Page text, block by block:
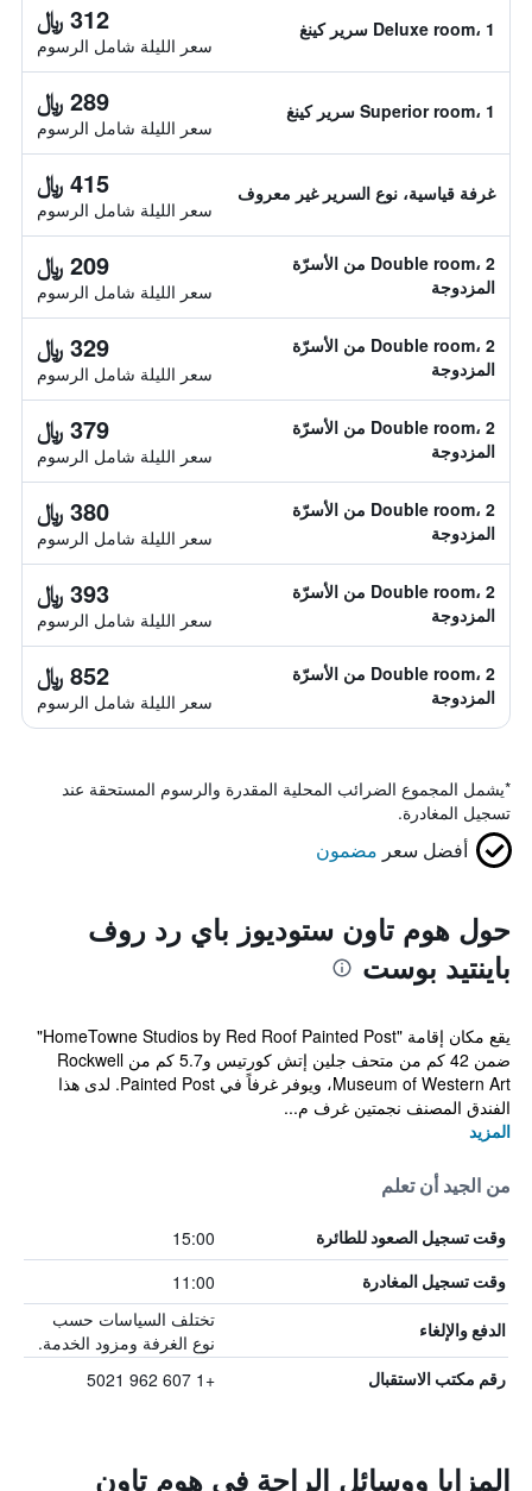
Deluxe room، 1 سرير كينغ 312 ﷼
سعر الليلة شامل الرسوم
Superior room، 1 سرير كينغ 289 ﷼
سعر الليلة شامل الرسوم
غرفة قياسية، نوع السرير غير معروف 415 ﷼
سعر الليلة شامل الرسوم
Double room، 2 من الأسرّة
المزدوجة
209 ﷼
سعر الليلة شامل الرسوم
Double room، 2 من الأسرّة
المزدوجة
329 ﷼
سعر الليلة شامل الرسوم
Double room، 2 من الأسرّة
المزدوجة
379 ﷼
سعر الليلة شامل الرسوم
Double room، 2 من الأسرّة
المزدوجة
380 ﷼
سعر الليلة شامل الرسوم
Double room، 2 من الأسرّة
المزدوجة
393 ﷼
سعر الليلة شامل الرسوم
Double room، 2 من الأسرّة
المزدوجة
852 ﷼
سعر الليلة شامل الرسوم
*يشمل المجموع الضرائب المحلية المقدرة والرسوم المستحقة عند
تسجيل المغادرة.
أفضل سعر مضمون
حول هوم تاون ستوديوز باي رد روف
باينتيد بوست
يقع مكان إقامة "HomeTowne Studios by Red Roof Painted Post"
ضمن 42 كم من متحف جلين إتش كورتيس و5.7 كم من Rockwell
Museum of Western Art، ويوفر غرفاً في Painted Post. لدى هذا
الفندق المصنف نجمتين غرف م...
المزيد
من الجيد أن تعلم
وقت تسجيل الصعود للطائرة 15:00
وقت تسجيل المغادرة 11:00
الدفع والإلغاء
تختلف السياسات حسب
نوع الغرفة ومزود الخدمة.
رقم مكتب الاستقبال +1 607 962 5021
المزايا ووسائل الراحة في هوم تاون